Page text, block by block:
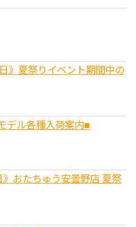
》夏祭りイベント期間中の
デル各種入荷案内■
おたちゅう安曇野店 夏祭